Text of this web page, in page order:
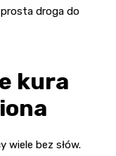
droga do
kura
wiele bez słów.